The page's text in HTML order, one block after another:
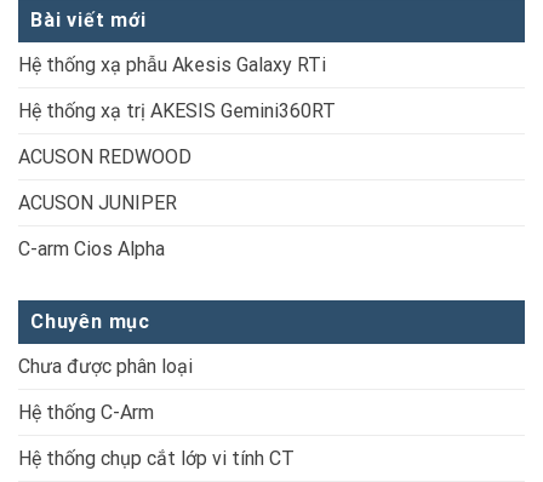
Bài viết mới
Hệ thống xạ phẫu Akesis Galaxy RTi
Hệ thống xạ trị AKESIS Gemini360RT
ACUSON REDWOOD
ACUSON JUNIPER
C-arm Cios Alpha
Chuyên mục
Chưa được phân loại
Hệ thống C-Arm
Hệ thống chụp cắt lớp vi tính CT